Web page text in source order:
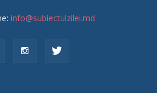
info@subiectulzilei.md